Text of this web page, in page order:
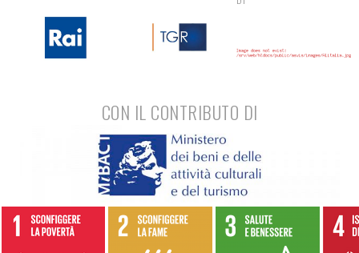
CON IL CONTRIBUTO DI